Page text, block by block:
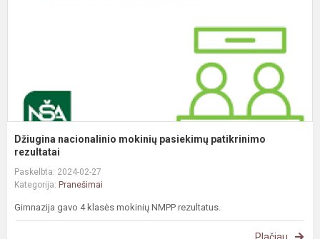
Džiugina nacionalinio mokinių pasiekimų patikrinimo
rezultatai
Paskelbta: 2024-02-27
Kategorija: Pranešimai
Gimnazija gavo 4 klasės mokinių NMPP rezultatus.